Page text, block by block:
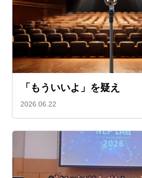
「もういいよ」を疑え
2026.06.22